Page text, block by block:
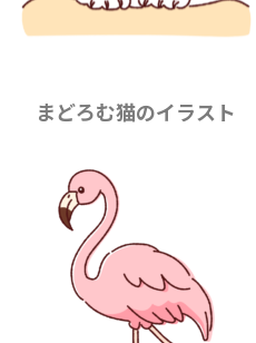
まどろむ猫のイラスト